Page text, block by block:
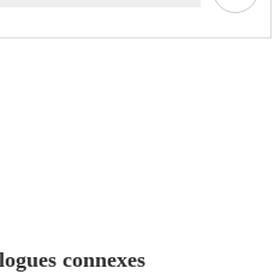
connexes